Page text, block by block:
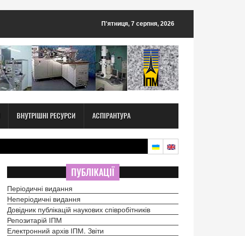
П'ятниця, 7 серпня, 2026
ВНУТРІШНІ РЕСУРСИ АСПІРАНТУРА
ПУБЛІКАЦІЇ
Періодичні видання
Неперіодичні видання
Довідник публікацій наукових співробітників
Репозитарій ІПМ
Електронний архів ІПМ. Звіти